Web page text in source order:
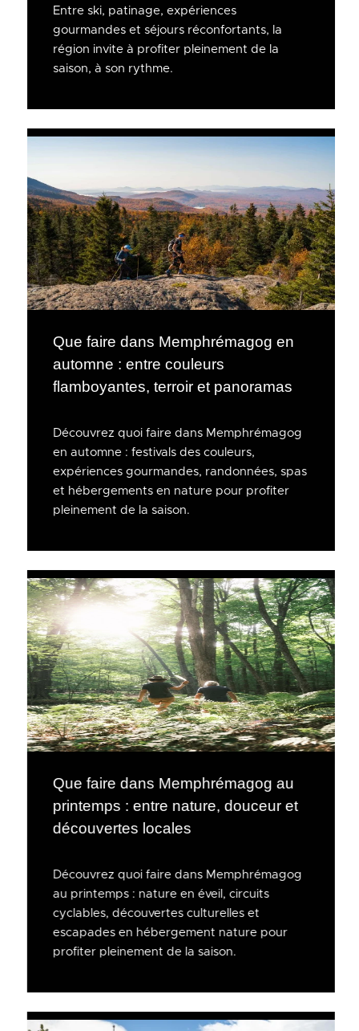
Entre ski, patinage, expériences
gourmandes et séjours réconfortants, la
région invite à profiter pleinement de la
saison, à son rythme.
Que faire dans Memphrémagog en
automne : entre couleurs
flamboyantes, terroir et panoramas
Découvrez quoi faire dans Memphrémagog
en automne : festivals des couleurs,
expériences gourmandes, randonnées, spas
et hébergements en nature pour profiter
pleinement de la saison.
Que faire dans Memphrémagog au
printemps : entre nature, douceur et
découvertes locales
Découvrez quoi faire dans Memphrémagog
au printemps : nature en éveil, circuits
cyclables, découvertes culturelles et
escapades en hébergement nature pour
profiter pleinement de la saison.